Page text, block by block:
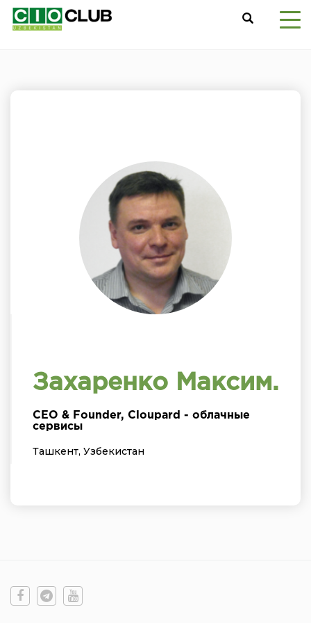
Захаренко Максим.
CEO & Founder, Cloupard - облачные
сервисы
Ташкент, Узбекистан